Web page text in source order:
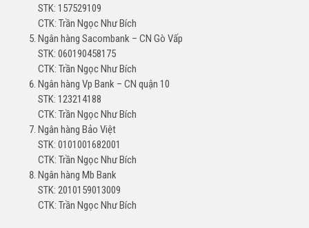
STK: 157529109
CTK: Trần Ngọc Như Bích
Ngân hàng Sacombank – CN Gò Vấp
STK: 060190458175
CTK: Trần Ngọc Như Bích
Ngân hàng Vp Bank – CN quận 10
STK: 123214188
CTK: Trần Ngọc Như Bích
Ngân hàng Bảo Việt
STK: 0101001682001
CTK: Trần Ngọc Như Bích
Ngân hàng Mb Bank
STK: 2010159013009
CTK: Trần Ngọc Như Bích